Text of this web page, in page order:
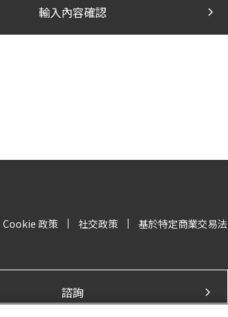
輸入內容確認
Cookie 政策 社交政策 基於特定商業交易
諮詢